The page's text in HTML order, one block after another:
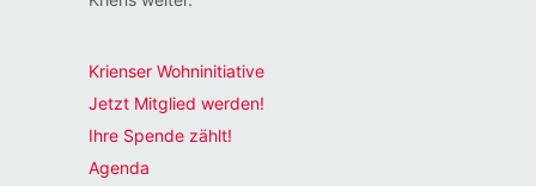
Krienser Wohninitiative
Jetzt Mitglied werden!
Ihre Spende zählt!
Agenda